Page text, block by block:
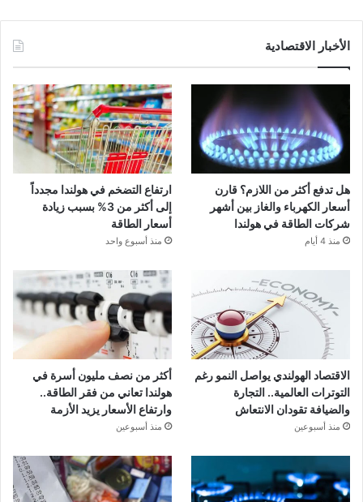
الأخبار الاقتصادية
هل تدفع أكثر من اللازم؟ قارن
أسعار الكهرباء والغاز بين أشهر
شركات الطاقة في هولندا
منذ 4 أيام
ارتفاع التضخم في هولندا مجدداً
إلى أكثر من 3% بسبب زيادة
أسعار الطاقة
منذ أسبوع واحد
الاقتصاد الهولندي يواصل النمو رغم
التوترات العالمية.. التجارة
والضيافة تقودان الانتعاش
منذ أسبوعين
أكثر من نصف مليون أسرة في
هولندا تعاني من فقر الطاقة..
وارتفاع الأسعار يزيد الأزمة
منذ أسبوعين